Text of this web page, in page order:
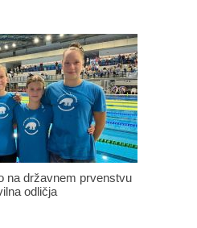
na državnem prvenstvu
odličja